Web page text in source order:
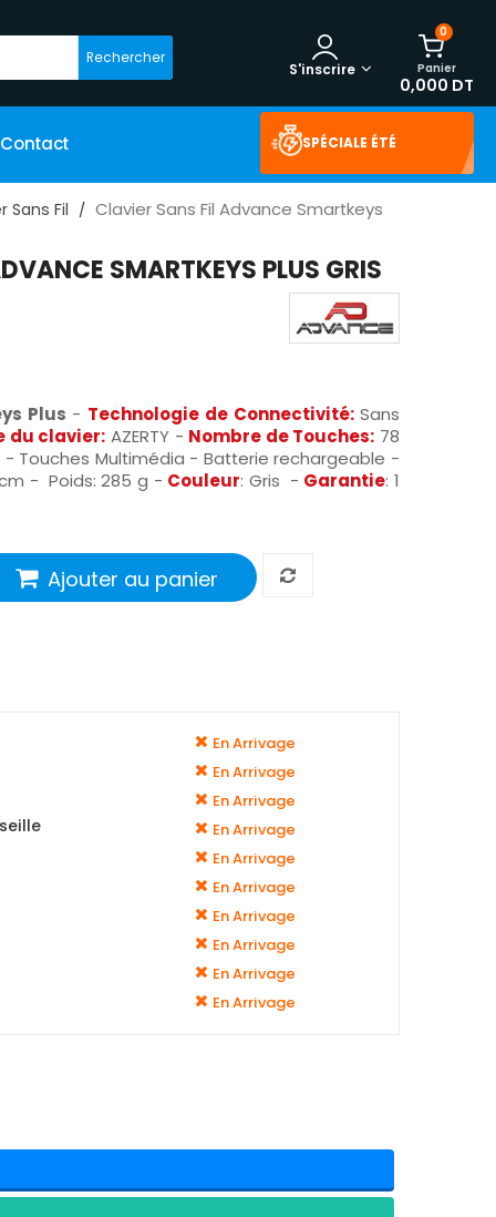
Rechercher
0
Panier
0,000 DT
S'inscrire
Contact SPÉCIALE ÉTÉ
Sans Fil
Clavier Sans Fil Advance Smartkeys
SMARTKEYS PLUS GRIS
Plus - Technologie de Connectivité: Sans
du clavier: AZERTY - Nombre de Touches: 78
Touches Multimédia - Batterie rechargeable -
cm - Poids: 285 g - Couleur: Gris - Garantie: 1
Ajouter au panier
En Arrivage
En Arrivage
En Arrivage
En Arrivage
En Arrivage
En Arrivage
En Arrivage
En Arrivage
En Arrivage
En Arrivage